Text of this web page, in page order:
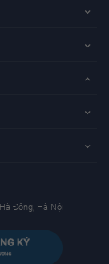
Đông, Hà Nội